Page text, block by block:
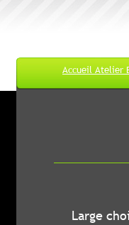
Accueil Atelier
B-
Large